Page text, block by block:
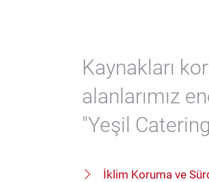
Kaynakları
alanlarımız
"Yeşil
İklim Koruma ve